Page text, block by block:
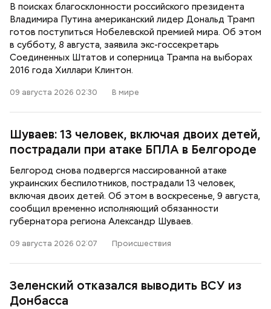
В поисках благосклонности российского президента
Владимира Путина американский лидер Дональд Трамп
готов поступиться Нобелевской премией мира. Об этом
в субботу, 8 августа, заявила экс-госсекретарь
Соединенных Штатов и соперница Трампа на выборах
2016 года Хиллари Клинтон.
09 августа 2026 02:30 В мире
Шуваев: 13 человек, включая двоих детей,
пострадали при атаке БПЛА в Белгороде
Белгород снова подвергся массированной атаке
украинских беспилотников, пострадали 13 человек,
включая двоих детей. Об этом в воскресенье, 9 августа,
сообщил временно исполняющий обязанности
губернатора региона Александр Шуваев.
09 августа 2026 02:07 Происшествия
Зеленский отказался выводить ВСУ из
Донбасса